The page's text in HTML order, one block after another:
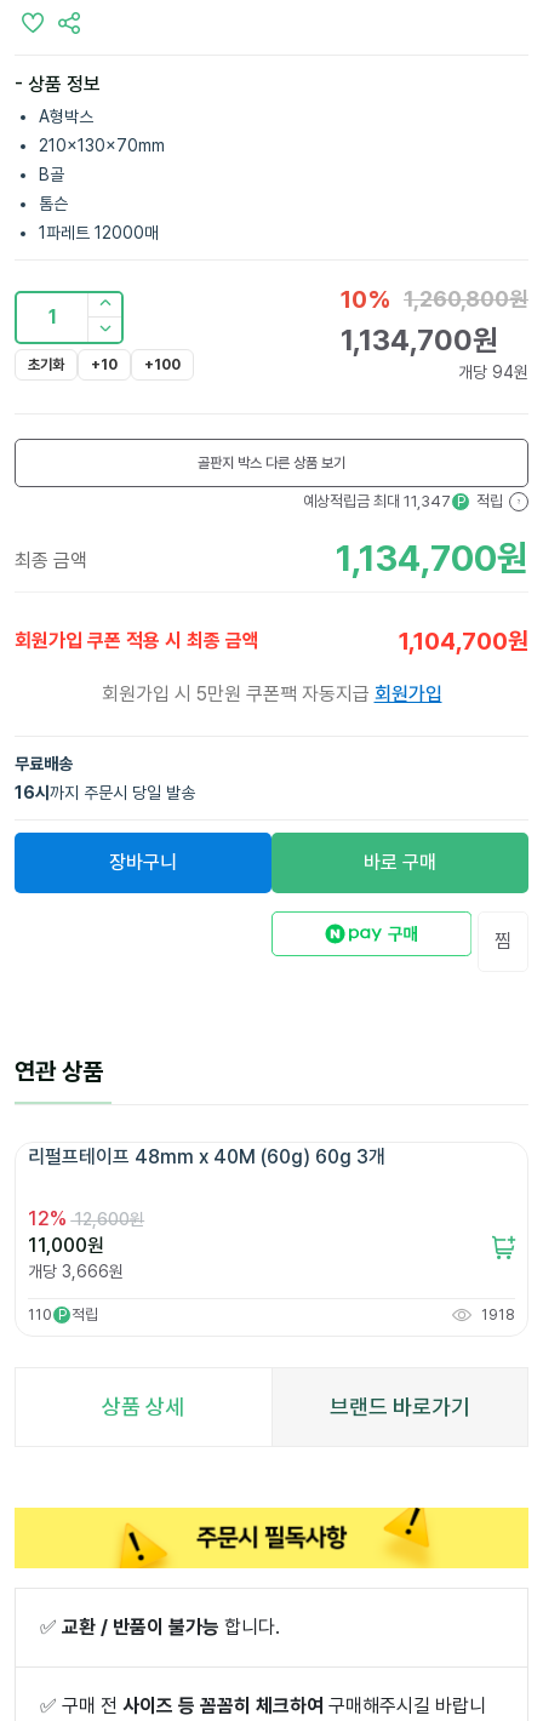
- 상품 정보
A형박스
210x130x70mm
B골
톰슨
1파레트 12000매
1
초기화 +10 +100
10% 1,260,800원
1,134,700원
개당 94원
골판지 박스 다른 상품 보기
예상적립금 최대 11,347 P 적립 ?
최종 금액 1,134,700원
회원가입 쿠폰 적용 시 최종 금액 1,104,700원
회원가입 시 5만원 쿠폰팩 자동지급 회원가입
무료배송
16시 까지 주문시 당일 발송
장바구니 바로 구매
찜
연관 상품
12% 12,600원
11,000원
개당 3,666원
110 P 적립 1918
상품 상세 브랜드 바로가기
✅ 교환 / 반품이 불가능 합니다.
✅ 구매 전 사이즈 등 꼼꼼히 체크하여 구매해주시길 바랍니